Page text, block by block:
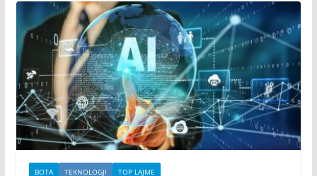
BOTA TEKNOLOGJI TOP LAJME